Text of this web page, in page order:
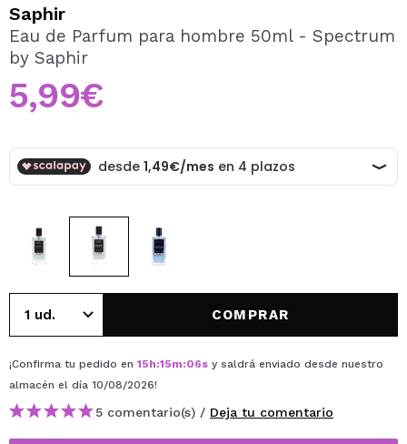
Al crear una cuenta en Maquillalia.com podrás realizar
tus compras rápidamente, revisar el estado de tus
Saphir
Eau de Parfum para hombre 50ml - Spectrum
by Saphir
5,99€
COMPRAR
¡Confirma tu pedido en 15h:15m:06s y saldrá enviado desde nuestro
almacén el día 10/08/2026!
5 comentario(s) / Deja tu comentario